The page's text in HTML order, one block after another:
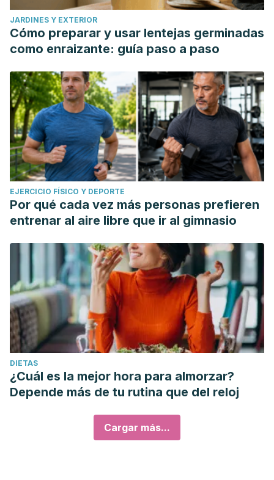
JARDINES Y EXTERIOR
Cómo preparar y usar lentejas germinadas
como enraizante: guía paso a paso
EJERCICIO FÍSICO Y DEPORTE
Por qué cada vez más personas prefieren
entrenar al aire libre que ir al gimnasio
DIETAS
¿Cuál es la mejor hora para almorzar?
Depende más de tu rutina que del reloj
Cargar más...